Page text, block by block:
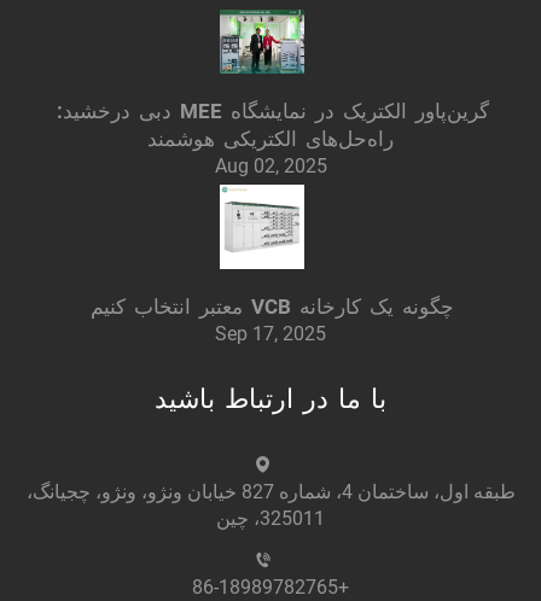
گرین‌پاور الکتریک در نمایشگاه MEE دبی درخشید:
راه‌حل‌های الکتریکی هوشمند
Aug 02, 2025
چگونه یک کارخانه VCB معتبر انتخاب کنیم
Sep 17, 2025
با ما در ارتباط باشید
طبقه اول، ساختمان 4، شماره 827 خیابان ونژو، ونژو، چجیانگ،
325011، چین
+86-18989782765